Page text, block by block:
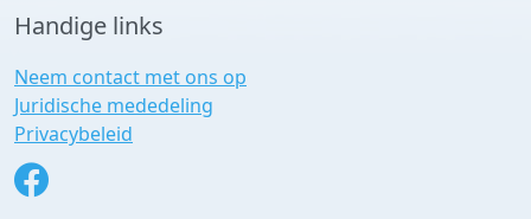
Handige links
Neem contact met ons op
Juridische mededeling
Privacybeleid